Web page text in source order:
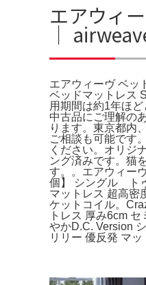
エアウィ
｜
エアウィーヴ ベッ
ベッドマットレス
用期間は約1年ほ
中古品にご理解の
ります。東京都内
ご相談も可能です
ください。オリジ
ング済みです。猫
す。。エアウィー
個】 シングル ト
マットレス 超高密
ケットコイル。
トレス 厚み6cm
やかD.C. Version
リリー 優反発 マ